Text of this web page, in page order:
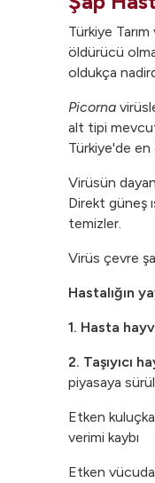
Türkiye
öldürücü
oldukça
Picorna
alt tipi
Türkiye'de
Virüsün
Direkt güneş
temizler.
Virüs çevre
Hastalığın
1. Hasta
2. Taşıyıcı
piyasaya
Etken
verimi kaybı
Etken vücuda